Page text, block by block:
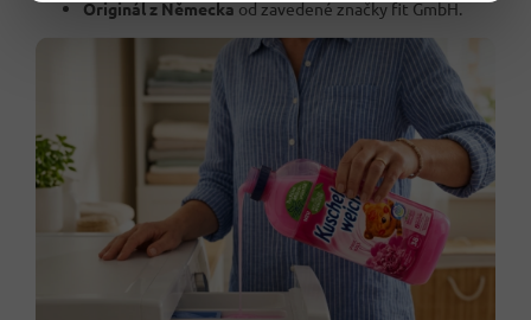
Originál z Německaod zavedené značky fit GmbH.